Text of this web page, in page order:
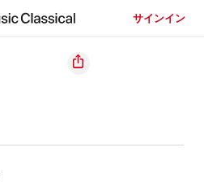
サインイン